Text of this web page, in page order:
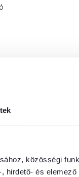
közösségi
hirdető- és